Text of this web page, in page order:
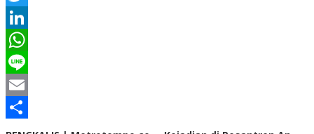
Twitter
LinkedIn
WhatsApp
Line
Email
Share